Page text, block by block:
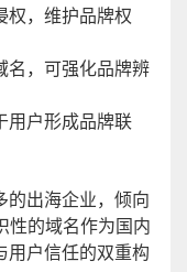
权，维护品牌权
名，可强化品牌辨
用户形成品牌联
的出海企业，倾向
性的域名作为国内
用户信任的双重构